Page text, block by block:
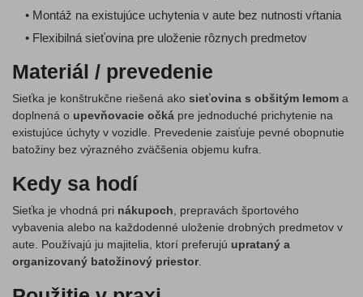
• Montáž na existujúce uchytenia v aute bez nutnosti vŕtania
• Flexibilná sieťovina pre uloženie rôznych predmetov
Materiál / prevedenie
Sieťka je konštrukčne riešená ako sieťovina s obšitým lemom a
doplnená o upevňovacie očká pre jednoduché prichytenie na
existujúce úchyty v vozidle. Prevedenie zaisťuje pevné obopnutie
batožiny bez výrazného zväčšenia objemu kufra.
Kedy sa hodí
Sieťka je vhodná pri nákupoch , prepravách športového
vybavenia alebo na každodenné uloženie drobných predmetov v
aute. Používajú ju majitelia, ktorí preferujú uprataný a
organizovaný batožinový priestor.